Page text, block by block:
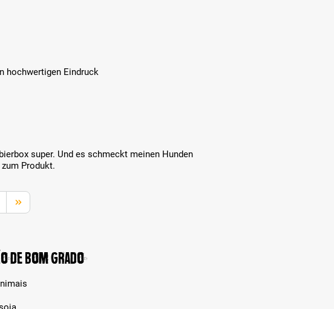
hochwertigen Eindruck
super. Und es schmeckt meinen Hunden
Produkt.
de bom grado